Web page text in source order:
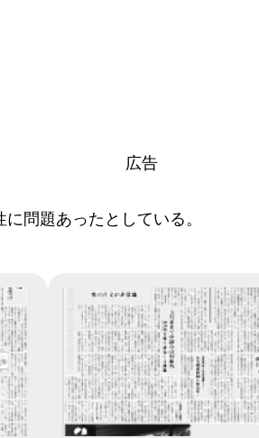
広告
問題あったとしている。